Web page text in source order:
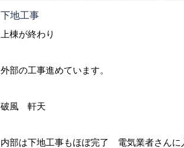
下地工事
上棟が終わり
外部の工事進めています。
破風 軒天
内部は下地工事もほぼ完了 電気業者さんに